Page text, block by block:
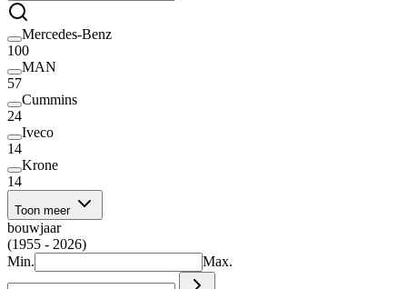
Mercedes-Benz
100
MAN
57
Cummins
24
Iveco
14
Krone
14
Toon meer
bouwjaar
(1955 - 2026)
Min.
Max.